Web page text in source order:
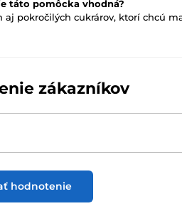
táto pomôcka vhodná?
aj pokročilých cukrárov, ktorí chcú
zákazníkov
hodnotenie